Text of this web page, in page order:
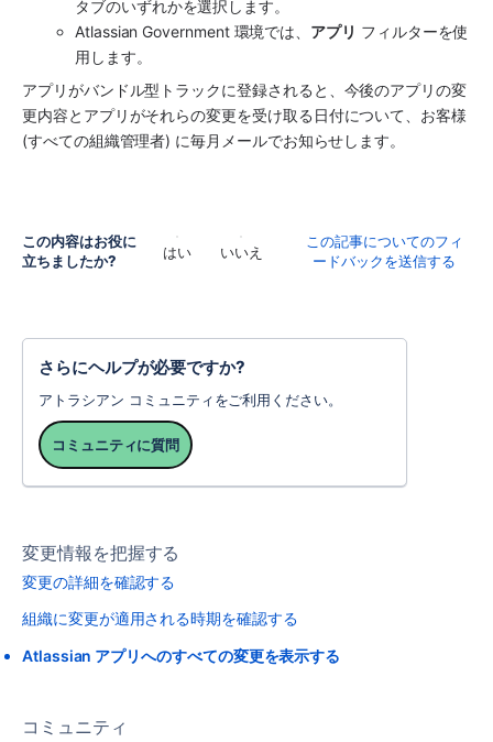
タブのいずれかを選択します。
Atlassian Government 環境では、 アプリ フィルターを使
用します。
アプリがバンドル型トラックに登録されると、今後のアプリの変
更内容と アプリがそれらの変更を受け取る日付について、お客様
(すべての組織管理者) に毎月メールでお知らせします。
この内容はお役に
立ちましたか?
はい いいえ
この記事についてのフィ
ードバックを送信する
さらにヘルプが必要ですか?
アトラシアン コミュニティをご利用ください。
コミュニティに質問
変更情報を把握する
変更の詳細を確認する
組織に変更が適用される時期を確認する
Atlassian アプリへのすべての変更を表示する
コミュニティ